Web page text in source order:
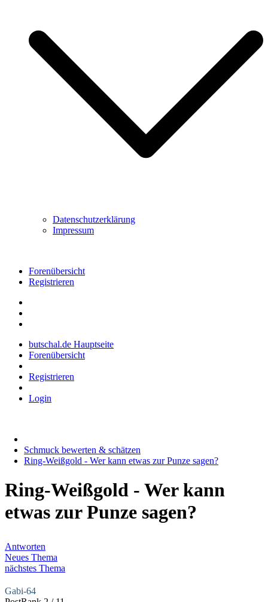
Datenschutzerklärung
Impressum
Forenübersicht
Registrieren
butschal.de Hauptseite
Forenübersicht
Registrieren
Login
Schmuck bewerten & schätzen
Ring-Weißgold - Wer kann etwas zur Punze sagen?
Ring-Weißgold - Wer kann
etwas zur Punze sagen?
Antworten
Neues Thema
nächstes Thema
Gabi-64